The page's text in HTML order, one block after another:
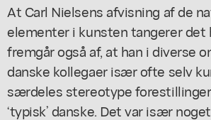
At Carl Nielsens afvisning af de
elementer i kunsten tangerer det
fremgår også af, at han i diverse
danske kollegaer især ofte selv
særdeles stereotype
‘typisk’ danske. Det var især